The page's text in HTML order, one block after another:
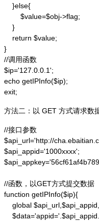
    }else{
        $value=$obj->flag;
    }
    return $value;
}
//调用函数
$ip='127.0.0.1';
echo getIPInfo($ip);
exit;
方法二：以 GET 方式请求数
//接口参数
$api_url='http://
$api_appid='1000xxxx';
//函数，以GET方式提交数据
function getIPInfo($ip){
global